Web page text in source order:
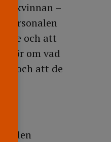
kvinnan –
personalen
och att
om vad
och att de
den